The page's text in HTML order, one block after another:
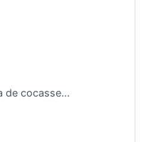
de cocasse...